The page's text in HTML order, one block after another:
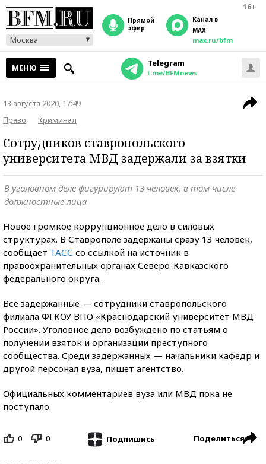
16+
Москва
прямой
эфир
Канал в
MAX
max.ru/bfm
МЕНЮ Telegram
t.me/BFMnews
13 августа 2020, 17:49
Право
Криминал
Сотрудников ставропольского
университета МВД задержали за взятки
В уголовном деле фигурируют 13 человек, в том числе
должностные лица
Новое громкое коррупционное дело в силовых
структурах. В Ставрополе задержаны сразу 13 человек,
сообщает ТАСС со ссылкой на источник в
правоохранительных органах Северо-Кавказского
федерального округа.
Все задержанные — сотрудники ставропольского
филиала ФГКОУ ВПО «Краснодарский университет МВД
России». Уголовное дело возбуждено по статьям о
получении взяток и организации преступного
сообщества. Среди задержанных — начальники кафедр и
другой персонал вуза, пишет агентство.
Официальных комментариев вуза или МВД пока не
поступало.
0 0 Подпишись Поделиться